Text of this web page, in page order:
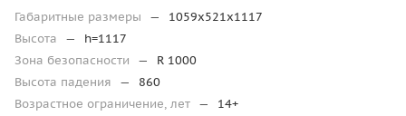
Габаритные размеры —
1059х521х1117
Высота
—
h=1117
Зона безопасности
—
R 1000
Высота падения
—
860
Возрастное ограничение, лет —
14+